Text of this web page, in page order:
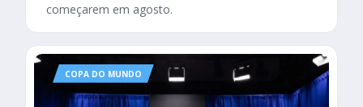
começarem em agosto.
COPA DO MUNDO